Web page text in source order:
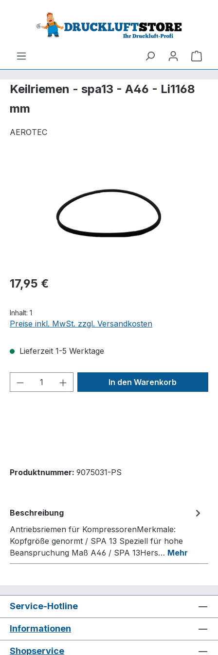
Hauptinhalt springen
Zur Suche springen
Keilriemen - spa13 - A46 - Li1168
mm
AEROTEC
17,95 €
Inhalt: 1
Preise inkl. MwSt. zzgl. Versandkosten
Lieferzeit 1-5 Werktage
Produkt Anzahl: Gib denIn den Warenkorb
Produktnummer: 9075031-PS
Beschreibung
Antriebsriemen für KompressorenMerkmale:
Kopfgröße genormt / SPA 13 Speziell für hohe
Beanspruchung Maß A46 / SPA 13Hers… Mehr
Service-Hotline
Informationen
Shopservice